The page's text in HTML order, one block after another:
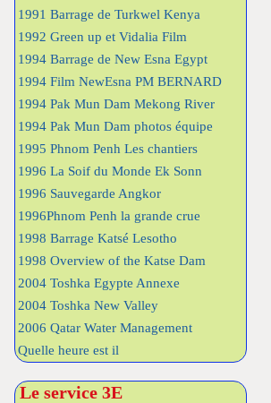
1991 Barrage de Turkwel Kenya
1992 Green up et Vidalia Film
1994 Barrage de New Esna Egypt
1994 Film NewEsna PM BERNARD
1994 Pak Mun Dam Mekong River
1994 Pak Mun Dam photos équipe
1995 Phnom Penh Les chantiers
1996 La Soif du Monde Ek Sonn
1996 Sauvegarde Angkor
1996Phnom Penh la grande crue
1998 Barrage Katsé Lesotho
1998 Overview of the Katse Dam
2004 Toshka Egypte Annexe
2004 Toshka New Valley
2006 Qatar Water Management
Quelle heure est il
Le service 3E